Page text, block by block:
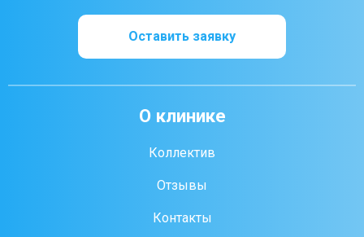
Оставить заявку
О клинике
Коллектив
Отзывы
Контакты